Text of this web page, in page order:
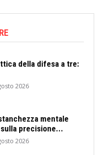
della difesa a tre:
2026
mentale
precisione...
2026